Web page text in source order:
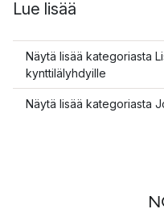
Lue lisää
Näytä lisää kategoriasta
kynttilälyhdyille
Näytä lisää kategoriasta